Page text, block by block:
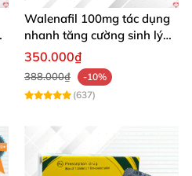
Walenafil 100mg tác dụng
nhanh tăng cường sinh lý
chống xuất tinh sớm
350.000₫
388.000₫
-10%
(637)